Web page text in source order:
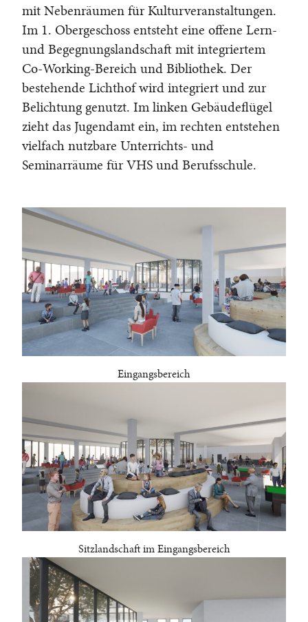
mit Nebenräumen für Kulturveranstaltungen.
Im 1. Obergeschoss entsteht eine offene Lern-
und Begegnungslandschaft mit integriertem
Co-Working-Bereich und Bibliothek. Der
bestehende Lichthof wird integriert und zur
Belichtung genutzt. Im linken Gebäudeflügel
zieht das Jugendamt ein, im rechten entstehen
vielfach nutzbare Unterrichts- und
Seminarräume für VHS und Berufsschule.
Eingangsbereich
Sitzlandschaft im Eingangsbereich